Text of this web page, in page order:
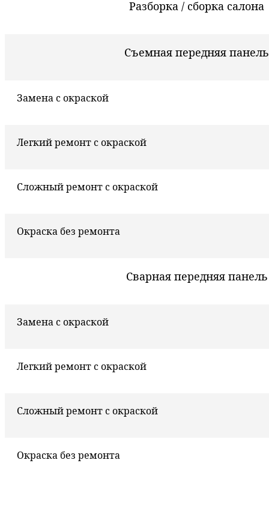
Разборка / сборка салона
Съемная передняя панель
Замена с окраской
Легкий ремонт с окраской
Сложный ремонт с окраской
Окраска без ремонта
Сварная передняя панель
Замена с окраской
Легкий ремонт с окраской
Сложный ремонт с окраской
Окраска без ремонта